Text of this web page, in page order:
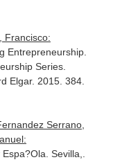
Francisco:
Entrepreneurship.
Series.
Elgar. 2015. 384.
Serrano,
Sevilla,.